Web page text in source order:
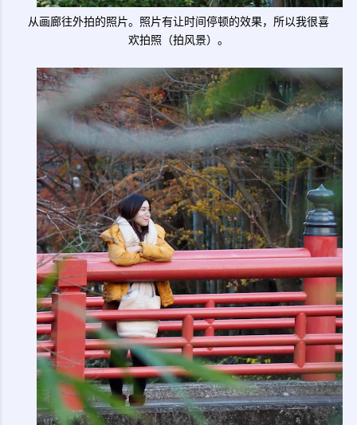
从画廊往外拍的照片。照片有让时间停顿的效果，所以我很喜
欢拍照（拍风景）。